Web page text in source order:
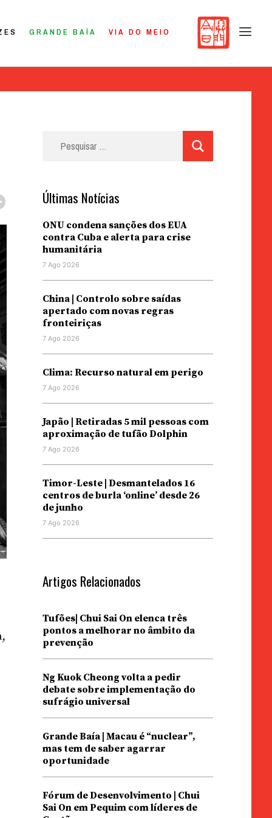
GRANDE BAÍA VIA DO MEIO
Últimas Notícias
ONU condena sanções dos EUA
contra Cuba e alerta para crise
humanitária
7 Ago 2026
China | Controlo sobre saídas
apertado com novas regras
fronteiriças
7 Ago 2026
Clima: Recurso natural em perigo
7 Ago 2026
Japão | Retiradas 5 mil pessoas com
aproximação de tufão Dolphin
7 Ago 2026
Timor-Leste | Desmantelados 16
centros de burla ‘online’ desde 26
de junho
7 Ago 2026
Artigos Relacionados
Tufões| Chui Sai On elenca três
pontos a melhorar no âmbito da
prevenção
Ng Kuok Cheong volta a pedir
debate sobre implementação do
sufrágio universal
Grande Baía | Macau é “nuclear”,
mas tem de saber agarrar
oportunidade
Fórum de Desenvolvimento | Chui
Sai On em Pequim com líderes de